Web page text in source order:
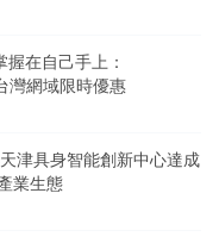
在自己手上：
灣網域限時優惠
津具身智能創新中心達成
業生態